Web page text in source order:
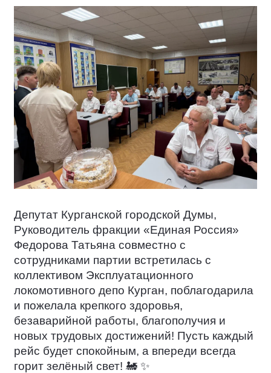
Депутат Курганской городской Думы,
Руководитель фракции «Единая Россия»
Федорова Татьяна совместно с
сотрудниками партии встретилась с
коллективом Эксплуатационного
локомотивного депо Курган, поблагодарила
и пожелала крепкого здоровья,
безаварийной работы, благополучия и
новых трудовых достижений! Пусть каждый
рейс будет спокойным, а впереди всегда
горит зелёный свет! 🚂 ✨